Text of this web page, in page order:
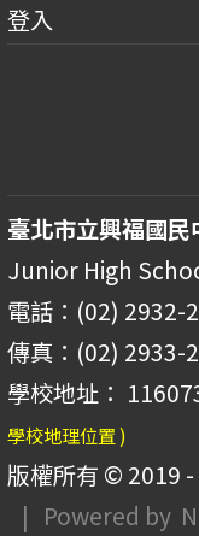
登入
臺北市立興福國民
Junior High
電話：(02) 2932-
傳真：(02) 2933-
學校地址：
學校地理位置 )
版權所有 © 2019
| Powered by